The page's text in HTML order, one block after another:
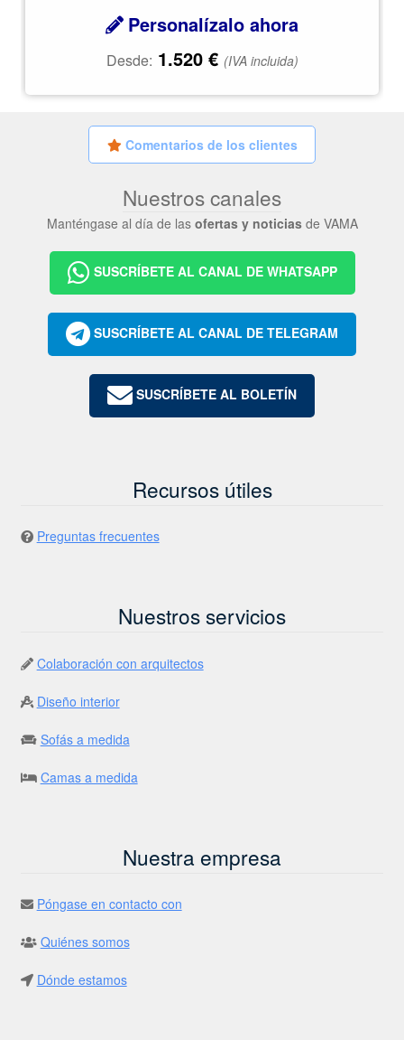
Personalízalo ahora
Desde: 1.520 € (IVA incluida)
Comentarios de los clientes
Nuestros canales
Manténgase al día de las ofertas y noticiasde VAMA
SUSCRÍBETE AL CANAL DE WHATSAPP
SUSCRÍBETE AL CANAL DE TELEGRAM
SUSCRÍBETE AL BOLETÍN
Recursos útiles
Preguntas frecuentes
Nuestros servicios
Colaboración con arquitectos
Diseño interior
Sofás a medida
Camas a medida
Nuestra empresa
Póngase en contacto con
Quiénes somos
Dónde estamos